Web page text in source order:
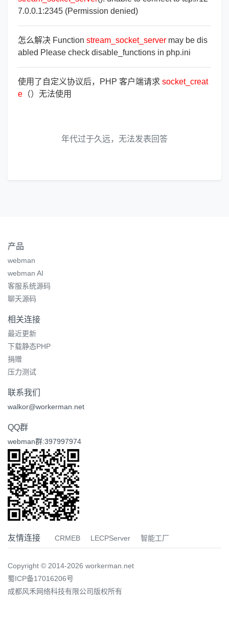
7.0.0.1:2345 (Permission denied)
怎么解决 Function stream_socket_server may be dis
abled Please check disable_functions in php.ini
使用了自定义协议后，PHP 客户端请求 socket_creat
e （）无法使用
年代过于久远，无法发表回答
产品
webman
webman AI
客服系统源码
聊天源码
相关连接
最近更新
下载静态PHP
捐赠
压力测试
联系我们
walkor@workerman.net
QQ群
webman群:397997974
友情连接 CRMEB LECPServer 智能工厂
Copyright © 2014-2026 workerman.net
蜀ICP备17016206号
成都风禾网络科技有限公司版权所有